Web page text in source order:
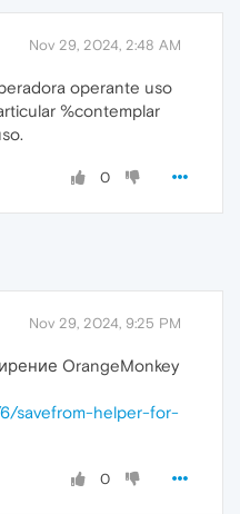
Nov 29, 2024, 2:48 AM
operante uso
%contemplar
0
Nov 29, 2024, 9:25 PM
OrangeMonkey
savefrom-helper-for-
0